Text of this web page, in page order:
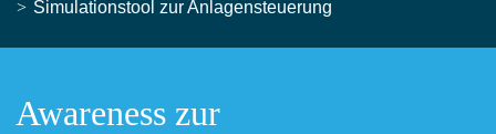
Simulationstool zur Anlagensteuerung
Awareness zur